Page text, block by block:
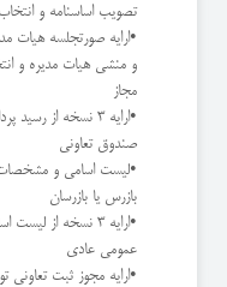
تصویب اساسنامه و
•ارایه صورتجلسه هیات
و منشی هیات مدیره و
مجاز
•ارایه 3 نسخه از
صندوق تعاونی
•لیست اسامی و مشخصات
بازرس یا بازرسان
•ارایه 3 نسخه از
عمومی عادی
•ارایه مجوز ثبت تعاونی